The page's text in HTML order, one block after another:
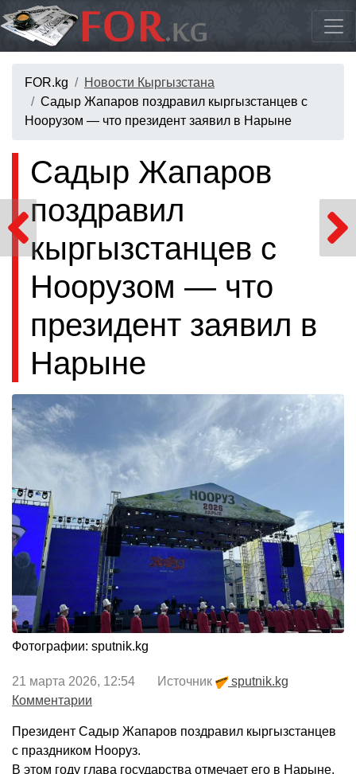
FOR.kg
Новости Кыргызстана
Садыр Жапаров поздравил кыргызстанцев с
Ноорузом — что президент заявил в Нарыне
Садыр Жапаров
поздравил
кыргызстанцев с
Ноорузом — что
президент заявил в
Нарыне
Фотографии: sputnik.kg
21 марта 2026, 12:54 Источник
sputnik.kg
Комментарии
Президент Садыр Жапаров поздравил кыргызстанцев
с праздником Нооруз.
В этом году глава государства отмечает его в Нарыне.